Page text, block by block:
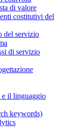
di valore
costitutivi del
del servizio
di servizio
e il linguaggio
keywords)